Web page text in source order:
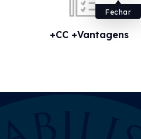
Fechar
+CC +Vantagens